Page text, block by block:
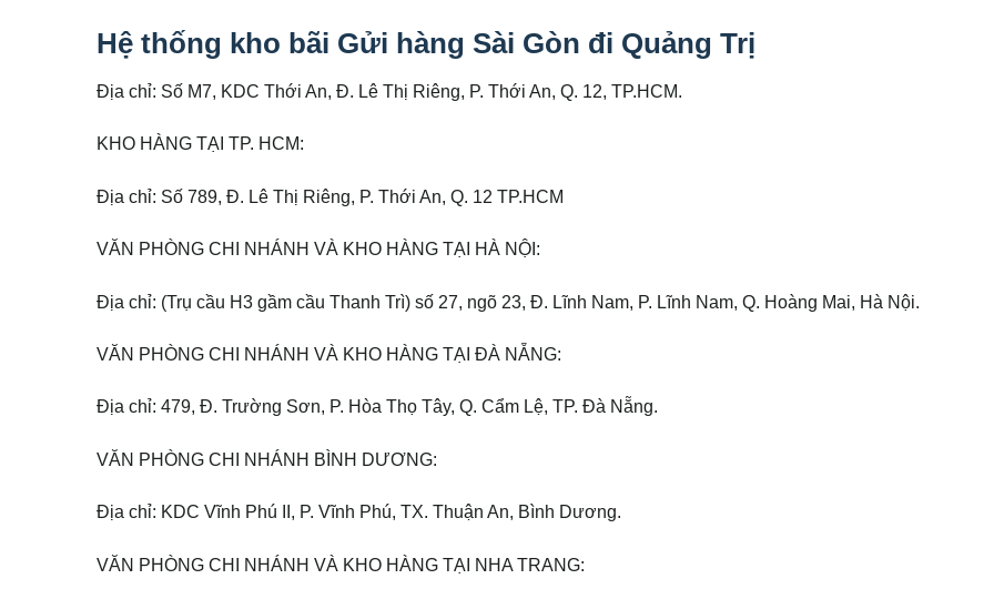
Hệ thống kho bãi Gửi hàng Sài Gòn đi Quảng Trị
Địa chỉ: Số M7, KDC Thới An, Đ. Lê Thị Riêng, P. Thới An, Q. 12, TP.HCM.
KHO HÀNG TẠI TP. HCM:
Địa chỉ: Số 789, Đ. Lê Thị Riêng, P. Thới An, Q. 12 TP.HCM
VĂN PHÒNG CHI NHÁNH VÀ KHO HÀNG TẠI HÀ NỘI:
Địa chỉ: (Trụ cầu H3 gầm cầu Thanh Trì) số 27, ngõ 23, Đ. Lĩnh Nam, P. Lĩnh Nam, Q. Hoàng Mai, Hà Nội.
VĂN PHÒNG CHI NHÁNH VÀ KHO HÀNG TẠI ĐÀ NẴNG:
Địa chỉ: 479, Đ. Trường Sơn, P. Hòa Thọ Tây, Q. Cẩm Lệ, TP. Đà Nẵng.
VĂN PHÒNG CHI NHÁNH BÌNH DƯƠNG:
Địa chỉ: KDC Vĩnh Phú II, P. Vĩnh Phú, TX. Thuận An, Bình Dương.
VĂN PHÒNG CHI NHÁNH VÀ KHO HÀNG TẠI NHA TRANG: